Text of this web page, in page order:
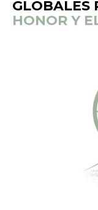
GLOBALES
HONOR Y